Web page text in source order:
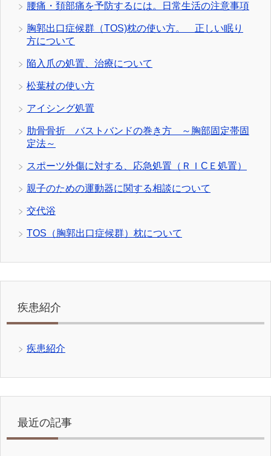
腰痛・頚部痛を予防するには。日常生活の注意事項
胸郭出口症候群（TOS)枕の使い方。 正しい眠り
方について
陥入爪の処置、治療について
松葉杖の使い方
アイシング処置
肋骨骨折 バストバンドの巻き方 ～胸部固定帯固
定法～
スポーツ外傷に対する、応急処置（ＲＩCＥ処置）
親子のための運動器に関する相談について
交代浴
TOS（胸郭出口症候群）枕について
疾患紹介
疾患紹介
最近の記事